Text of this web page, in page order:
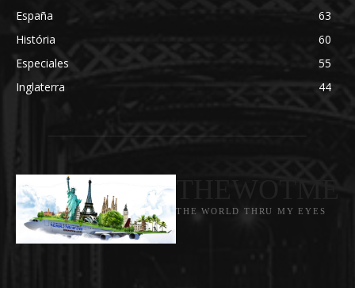
España
63
História
60
Especiales
55
Inglaterra
44
THE WORLD THRU MY EYES